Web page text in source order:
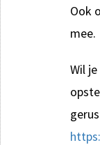
Ook
mee.
Wil